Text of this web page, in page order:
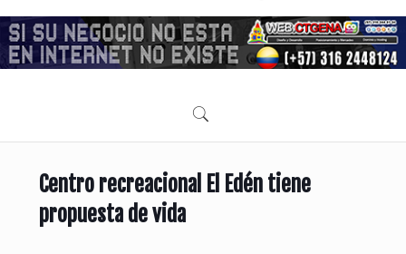
Centro recreacional El Edén tiene
propuesta de vida